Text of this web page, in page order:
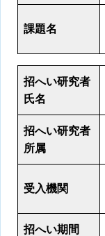
課題名
招へい研究者
氏名
招へい研究者
所属
受入機関
招へい期間